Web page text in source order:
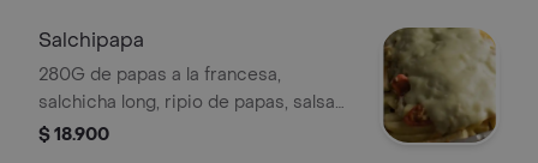
Salchipapa
280G de papas a la francesa,
salchicha long, ripio de papas, salsa
rosada, salsa de la casa y queso
$ 18.900